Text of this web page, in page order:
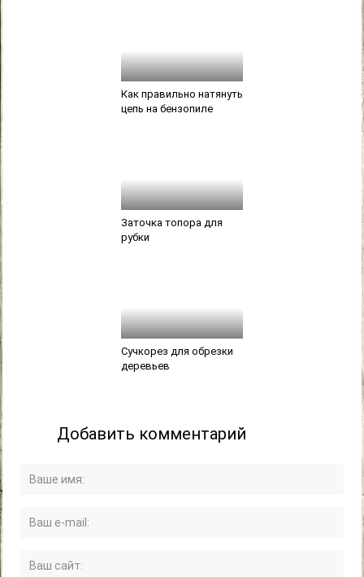
Как правильно натянуть
цепь на бензопиле
Заточка топора для
рубки
Сучкорез для обрезки
деревьев
Добавить комментарий